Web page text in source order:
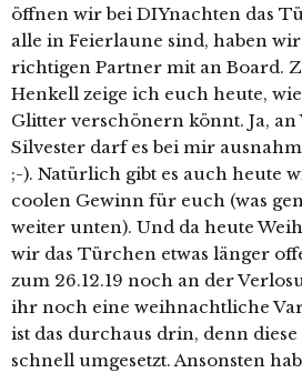
öffnen wir bei DIYnachten das
alle in Feierlaune sind, haben
richtigen Partner mit an Board.
Henkell zeige ich euch heute,
Glitter verschönern könnt. Ja,
Silvester darf es bei mir
;-). Natürlich gibt es auch heute
coolen Gewinn für euch (was
weiter unten). Und da heute
wir das Türchen etwas länger
zum 26.12.19 noch an der
ihr noch eine weihnachtliche
ist das durchaus drin, denn
schnell umgesetzt. Ansonsten